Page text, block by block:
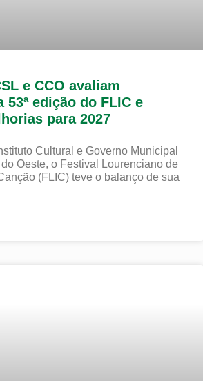
e CCO avaliam
53ª edição do FLIC e
para 2027
Cultural e Governo Municipal
Oeste, o Festival Lourenciano de
(FLIC) teve o balanço de sua